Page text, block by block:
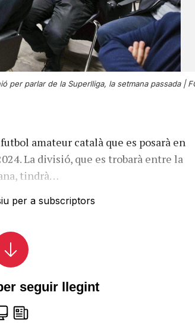
per parlar de la Superlliga, la setmana passada |
amateur català que es posarà en
La divisió, que es trobarà entre la
tindrà…
per a subscriptors